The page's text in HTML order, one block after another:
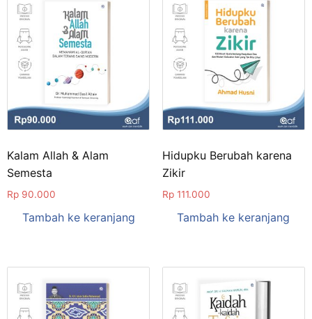
Kalam Allah & Alam
Semesta
Rp 90.000
Tambah ke keranjang
Hidupku Berubah karena
Zikir
Rp111.000
Tambah ke keranjang